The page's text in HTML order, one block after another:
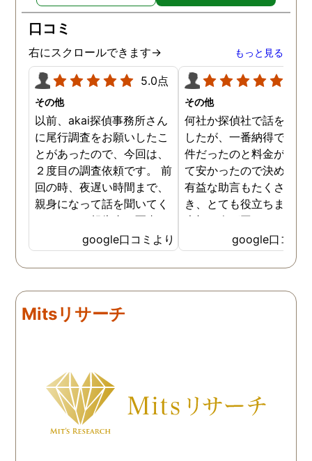
口コミ
右にスクロールできます→ もっと見る
5.0点
その他
以前、akai探偵事務所さん
に尾行調査をお願いしたこ
とがあったので、今回は、
２度目の調査依頼です。 前
回の時、夜遅い時間まで、
親身になって話を聞いてく
れたのと、報告書の写真
が、場所が悪かったのに、
とても鮮明に写っていたの
で、再度、調査をお願いさ
度、自分でも行動パターン
の把握をしていましたが、
て、解決に至るまでスムー
ズでした。 とくに、急なお
願いの時に人員を手配して
頂き、ホテルからの証拠を
撮って頂いたのは、ありが
google口コミより
その他
何社か探偵社で話を聞き
したが、一番納得できる
件だったのと料金が比較
て安かったので決めまし
有益な助言もたくさん頂
き、とても役立ちました
大切な人が困っていたら
番に紹介したいと思える
偵事務所です
google口コミ
Mitsリサーチ